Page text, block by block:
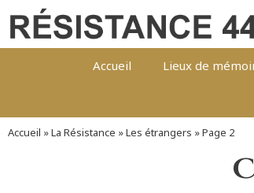
Accueil Lieux de
Accueil »La Résistance »Les étrangers »Page 2